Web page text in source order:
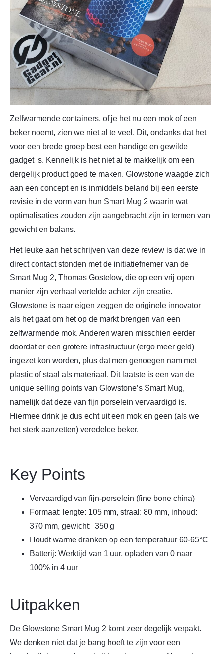
Zelfwarmende containers, of je het nu een mok of een
beker noemt, zien we niet al te veel. Dit, ondanks dat het
voor een brede groep best een handige en gewilde
gadget is. Kennelijk is het niet al te makkelijk om een
dergelijk product goed te maken. Glowstone waagde zich
aan een concept en is inmiddels beland bij een eerste
revisie in de vorm van hun Smart Mug 2 waarin wat
optimalisaties zouden zijn aangebracht zijn in termen van
gewicht en balans.
Het leuke aan het schrijven van deze review is dat we in
direct contact stonden met de initiatiefnemer van de
Smart Mug 2, Thomas Gostelow, die op een vrij open
manier zijn verhaal vertelde achter zijn creatie.
Glowstone is naar eigen zeggen de originele innovator
als het gaat om het op de markt brengen van een
zelfwarmende mok. Anderen waren misschien eerder
doordat er een grotere infrastructuur (ergo meer geld)
ingezet kon worden, plus dat men genoegen nam met
plastic of staal als materiaal. Dit laatste is een van de
unique selling points van Glowstone’s Smart Mug,
namelijk dat deze van fijn porselein vervaardigd is.
Hiermee drink je dus echt uit een mok en geen (als we
het sterk aanzetten) veredelde beker.
Key Points
Vervaardigd van fijn-porselein (fine bone china)
Formaat: lengte: 105 mm, straal: 80 mm, inhoud:
370 mm, gewicht: 350 g
Houdt warme dranken op een temperatuur 60-65°C
Batterij: Werktijd van 1 uur, opladen van 0 naar
100% in 4 uur
Uitpakken
De Glowstone Smart Mug 2 komt zeer degelijk verpakt.
We denken niet dat je bang hoeft te zijn voor een